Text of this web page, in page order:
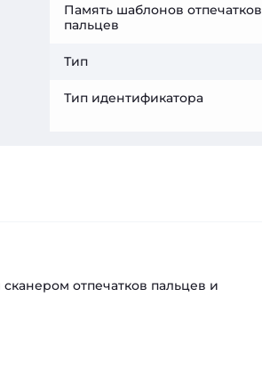
Память шаблонов отпечатков
пальцев
Тип
Тип идентификатора
отпечатков пальцев и